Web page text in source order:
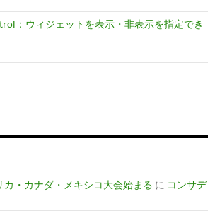
：ウィジェットを表示・非表示を指定でき
カ・カナダ・メキシコ大会始まる に コンサデ